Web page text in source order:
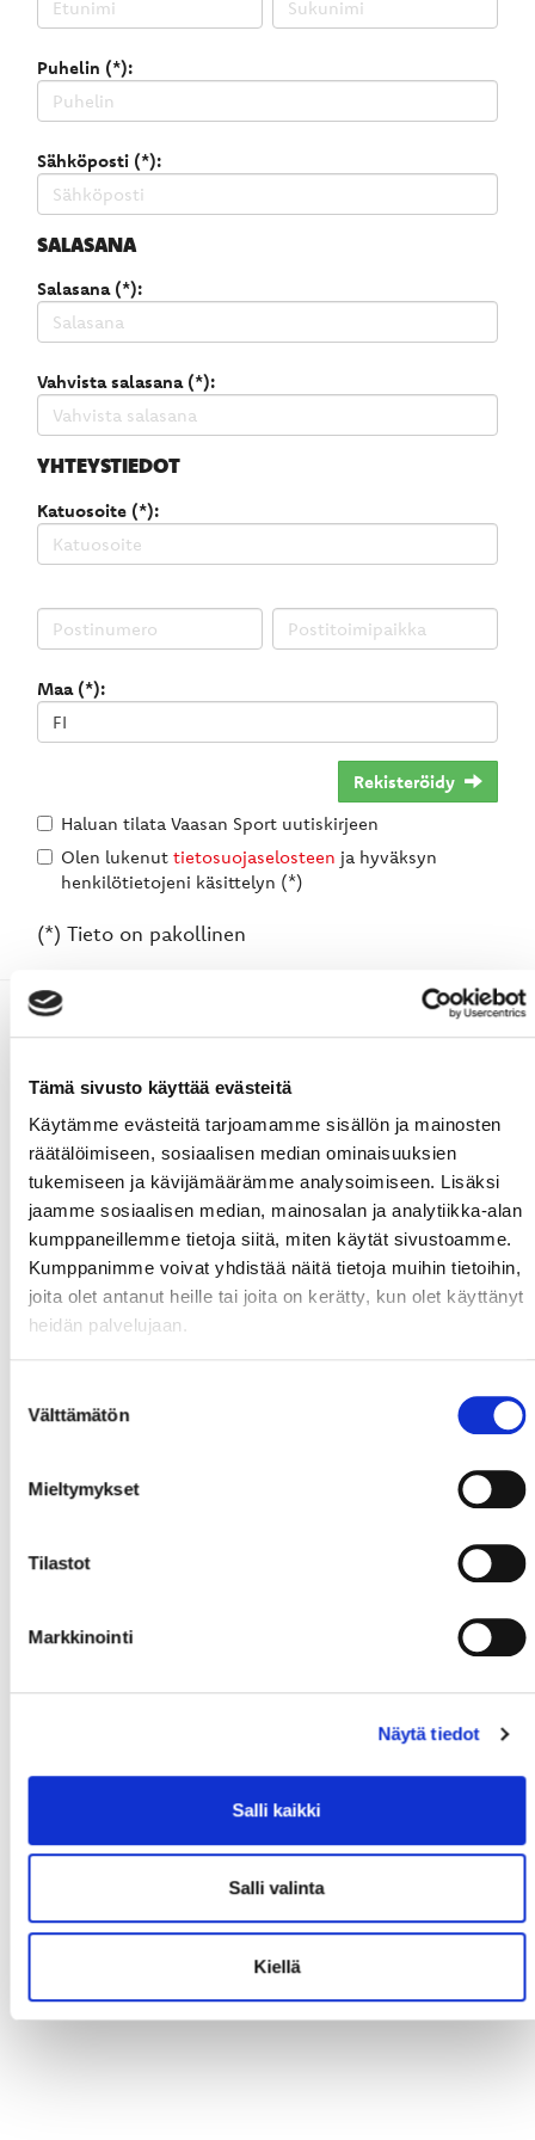
Tämä sivusto käyttää evästeitä
Käytämme evästeitä tarjoamamme sisällön ja mainosten
räätälöimiseen, sosiaalisen median ominaisuuksien
tukemiseen ja kävijämäärämme analysoimiseen. Lisäksi
jaamme sosiaalisen median, mainosalan ja analytiikka-alan
kumppaneillemme tietoja siitä, miten käytät sivustoamme.
Kumppanimme voivat yhdistää näitä tietoja muihin tietoihin,
joita olet antanut heille tai joita on kerätty, kun olet käyttänyt
heidän palvelujaan.
valinta
Välttämätön
Mieltymykset
Tilastot
Markkinointi
Näytä tiedot
Salli kaikki
Salli valinta
Kiellä
Puhelin (*):
Sähköposti (*):
SALASANA
Salasana (*):
Vahvista salasana (*):
YHTEYSTIEDOT
Katuosoite (*):
Maa (*):
Rekisteröidy
Haluan tilata Vaasan Sport uutiskirjeen
Olen lukenut tietosuojaselosteen ja hyväksyn
henkilötietojeni käsittelyn (*)
(*) Tieto on pakollinen